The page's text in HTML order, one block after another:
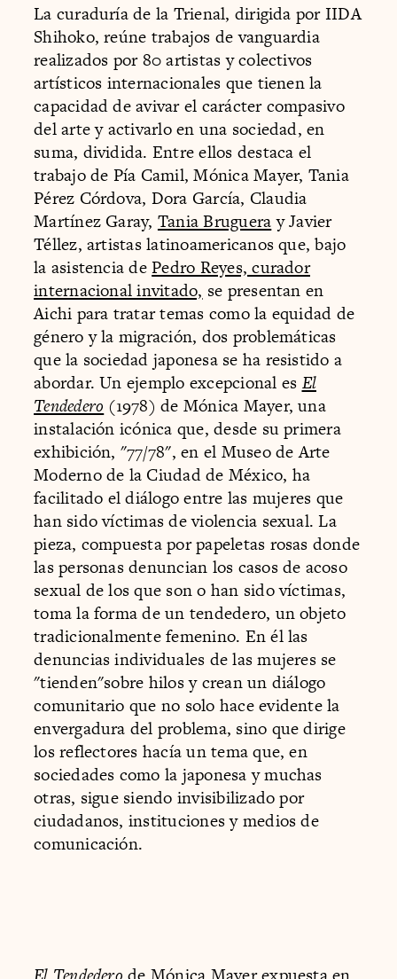
La curaduría de la Trienal, dirigida por IIDA
Shihoko, reúne trabajos de vanguardia
realizados por 80 artistas y colectivos
artísticos internacionales que tienen la
capacidad de avivar el carácter compasivo
del arte y activarlo en una sociedad, en
suma, dividida. Entre ellos destaca el
trabajo de Pía Camil, Mónica Mayer, Tania
Pérez Córdova, Dora García, Claudia
Martínez Garay, Tania Brugueray Javier
Téllez, artistas latinoamericanos que, bajo
la asistencia dePedro Reyes, curador
internacional invitado, se presentan en
Aichi para tratar temas como la equidad de
género y la migración, dos problemáticas
que la sociedad japonesa se ha resistido a
abordar. Un ejemplo excepcional es El
Tendedero (1978) de Mónica Mayer, una
instalación icónica que, desde su primera
exhibición, "77/78", en el Museo de Arte
Moderno de la Ciudad de México, ha
facilitado el diálogo entre las mujeres que
han sido víctimas de violencia sexual. La
pieza, compuesta por papeletas rosas donde
las personas denuncian los casos de acoso
sexual de los que son o han sido víctimas,
toma la forma de un tendedero, un objeto
tradicionalmente femenino. En él las
denuncias individuales de las mujeres se
"tienden"sobre hilos y crean un diálogo
comunitario que no solo hace evidente la
envergadura del problema, sino que dirige
los reflectores hacía un tema que, en
sociedades como la japonesa y muchas
otras, sigue siendo invisibilizado por
ciudadanos, instituciones y medios de
comunicación.